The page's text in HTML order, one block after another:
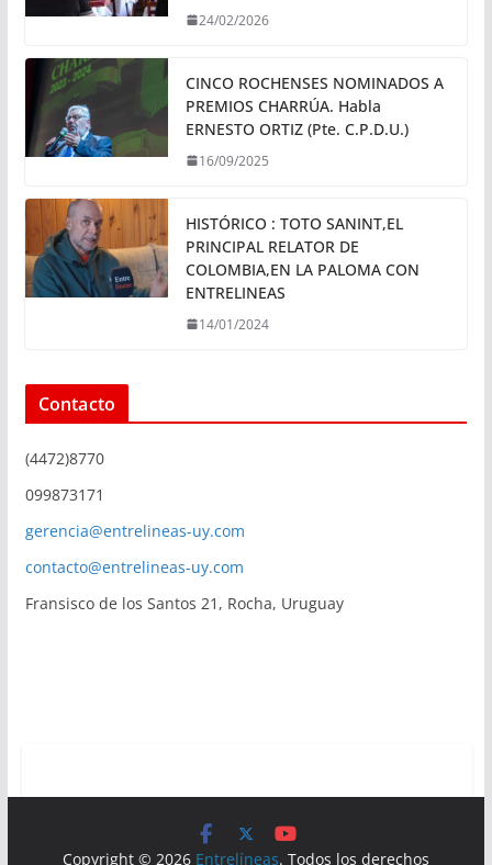
24/02/2026
CINCO ROCHENSES NOMINADOS A
PREMIOS CHARRÚA. Habla
ERNESTO ORTIZ (Pte. C.P.D.U.)
16/09/2025
HISTÓRICO : TOTO SANINT,EL
PRINCIPAL RELATOR DE
COLOMBIA,EN LA PALOMA CON
ENTRELINEAS
14/01/2024
Contacto
(4472)8770
099873171
gerencia@entrelineas-uy.com
contacto@entrelineas-uy.com
Fransisco de los Santos 21, Rocha, Uruguay
Copyright © 2026 Entrelíneas. Todos los derechos